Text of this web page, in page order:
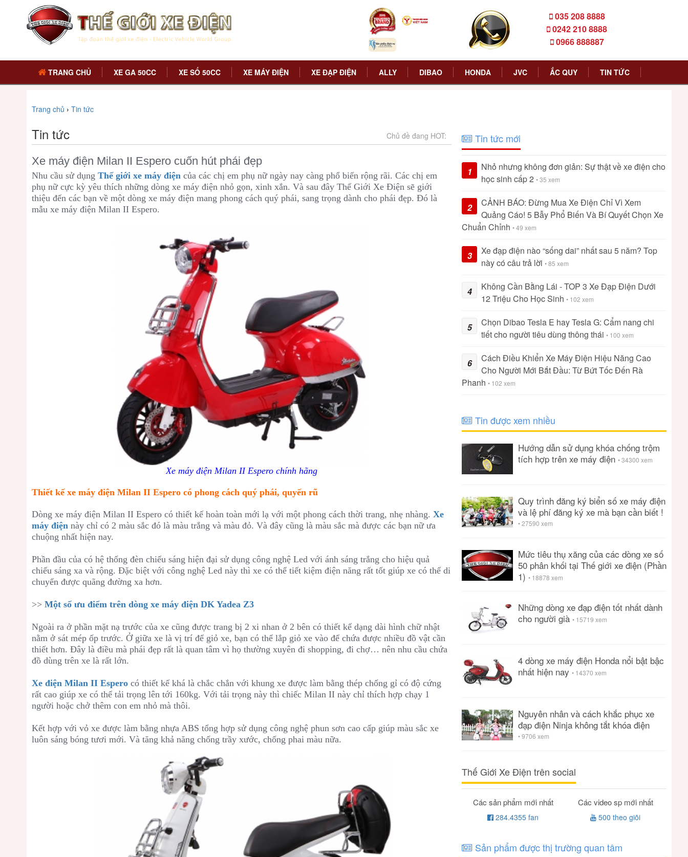
035 208 8888
0242 210 8888
0966 888887
TRANG CHỦ XE GA 50CC XE SỐ 50CC XE MÁY ĐIỆN XE ĐẠP ĐIỆN ALLY DIBAO HONDA JVC ẮC QUY TIN TỨC
Trang chủ › Tin tức
Tin tức Chủ đề đang HOT:
Xe máy điện Milan II Espero cuốn hút phái đẹp
Nhu cầu sử dụng Thế giới xe máy điện của các chị em phụ nữ ngày nay càng phổ biến rộng rãi. Các chị em
phụ nữ cực kỳ yêu thích những dòng xe máy điện nhỏ gọn, xinh xắn. Và sau đây Thế Giới Xe Điện sẽ giới
thiệu đến các bạn về một dòng xe máy điện mang phong cách quý phái, sang trọng dành cho phái đẹp. Đó là
mẫu xe máy điện Milan II Espero.
Xe máy điện Milan II Espero chính hãng
Thiết kế xe máy điện Milan II Espero có phong cách quý phái, quyến rũ
Dòng xe máy điện Milan II Espero có thiết kế hoàn toàn mới lạ với một phong cách thời trang, nhẹ nhàng. Xe
máy điện này chỉ có 2 màu sắc đó là màu trắng và màu đỏ. Và đây cũng là màu sắc mà được các bạn nữ ưa
chuộng nhất hiện nay.
Phần đầu của có hệ thống đèn chiếu sáng hiện đại sử dụng công nghệ Led với ánh sáng trắng cho hiệu quả
chiếu sáng xa và rộng. Đặc biệt với công nghệ Led này thì xe có thể tiết kiệm điện năng rất tốt giúp xe có thể di
chuyển được quãng đường xa hơn.
>> Một số ưu điểm trên dòng xe máy điện DK Yadea Z3
Ngoài ra ở phần mặt nạ trước của xe cũng được trang bị 2 xi nhan ở 2 bên có thiết kế dạng dài hình chữ nhật
nằm ở sát mép ốp trước. Ở giữa xe là vị trí để giỏ xe, bạn có thể lắp giỏ xe vào để chứa được nhiều đồ vật cần
thiết hơn. Đây là điều mà phái đẹp rất là quan tâm vì họ thường xuyên đi shopping, đi chợ… nên nhu cầu chứa
đồ dùng trên xe là rất lớn.
Xe điện Milan II Espero có thiết kế khá là chắc chắn với khung xe được làm bằng thép chống gỉ có độ cứng
rất cao giúp xe có thể tải trọng lên tới 160kg. Với tải trọng này thì chiếc Milan II này chỉ thích hợp chạy 1
người hoặc chở thêm con em nhỏ mà thôi.
Kết hợp với vỏ xe được làm bằng nhựa ABS tổng hợp sử dụng công nghệ phun sơn cao cấp giúp màu sắc xe
luôn sáng bóng tươi mới. Và tăng khả năng chống trầy xước, chống phai màu nữa.
Tin tức mới
1
Nhỏ nhưng không đơn giản: Sự thật về xe điện cho
học sinh cấp 2 • 35 xem
2
CẢNH BÁO: Đừng Mua Xe Điện Chỉ Vì Xem
Quảng Cáo! 5 Bẫy Phổ Biến Và Bí Quyết Chọn Xe
Chuẩn Chỉnh • 49 xem
3
Xe đạp điện nào “sống dai” nhất sau 5 năm? Top
này có câu trả lời • 85 xem
4
Không Cần Bằng Lái - TOP 3 Xe Đạp Điện Dưới
12 Triệu Cho Học Sinh • 102 xem
5
Chọn Dibao Tesla E hay Tesla G: Cẩm nang chi
tiết cho người tiêu dùng thông thái • 100 xem
6
Cách Điều Khiển Xe Máy Điện Hiệu Năng Cao
Cho Người Mới Bắt Đầu: Từ Bứt Tốc Đến Rà
Phanh • 102 xem
Tin được xem nhiều
Hướng dẫn sử dụng khóa chống trộm
tích hợp trên xe máy điện • 34300 xem
Quy trình đăng ký biển số xe máy điện
và lệ phí đăng ký xe mà bạn cần biết !
• 27590 xem
Mức tiêu thụ xăng của các dòng xe số
50 phân khối tại Thế giới xe điện (Phần
1) • 18878 xem
Những dòng xe đạp điện tốt nhất dành
cho người già • 15719 xem
4 dòng xe máy điện Honda nổi bật bậc
nhất hiện nay • 14370 xem
Nguyên nhân và cách khắc phục xe
đạp điện Ninja không tắt khóa điện
• 9706 xem
Thế Giới Xe Điện trên social
Các sản phẩm mới nhất
284.4355 fan
Các video sp mới nhất
500 theo giõi
Sản phẩm được thị trường quan tâm